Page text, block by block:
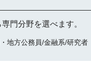
門分野を選べます。
地方公務員/金融系/研究者